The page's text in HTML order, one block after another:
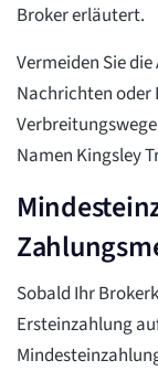
Broker erläutert.
Vermeiden Sie
Nachrichten oder
Namen Kingsley
Sobald Ihr
Ersteinzahlung